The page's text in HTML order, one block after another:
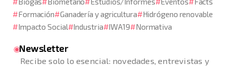
Formación
Ganadería y agricultura
Hidrógeno renovable
Impacto Social
Industria IWA19 Normativa
Newsletter
Recibe solo lo esencial: novedades, entrevistas y